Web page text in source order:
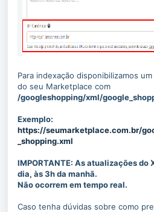
Para indexação disponibilizamos
do seu Marketplace com
/googleshopping/xml/
Exemplo:
https://seumarketplace.com.br/
_shopping.xml
IMPORTANTE: As atualizações do
dia, às 3h da manhã.
Não ocorrem em tempo real.
Caso tenha dúvidas sobre como